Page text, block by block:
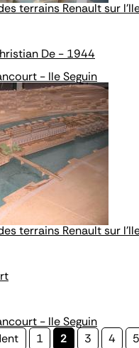
terrains Renault sur
De - 1944
- Ile Seguin
terrains Renault sur
- Ile Seguin
Page
1
Page
2 Page
3 Page
4 5